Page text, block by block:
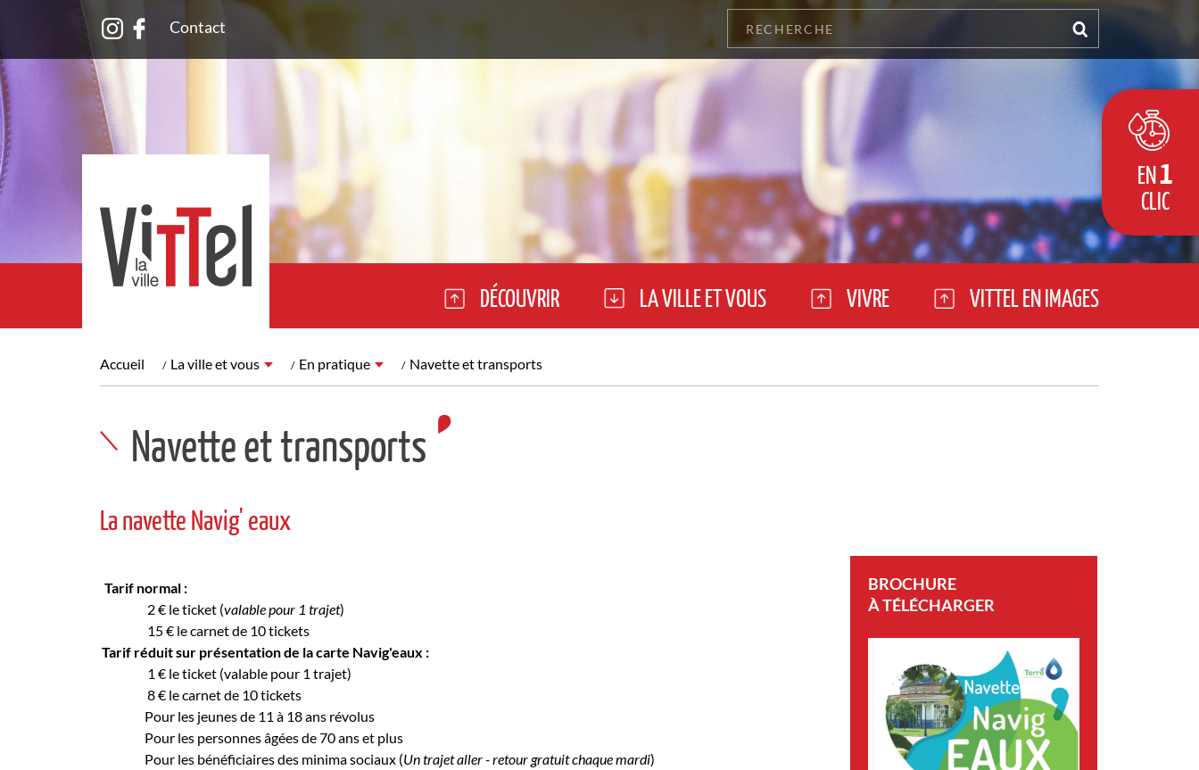
DÉCOUVRIR LA VILLE ET VOUS VIVRE VITTEL EN IMAGES
Contact
EN1
CLIC
Accueil La ville et vous En pratique Navette et transports
Navette et transports
La navette Navig' eaux
Tarif normal :
2 € le ticket (valable pour 1 trajet)
15 € le carnet de 10 tickets
Tarif réduitsur présentation de la carte Navig'eaux :
1 € le ticket (valable pour 1 trajet)
8 € le carnet de 10 tickets
Pour les jeunes de 11 à 18 ans révolus
Pour les personnes âgées de 70 ans et plus
Pour les bénéficiaires des minima sociaux (Un trajet aller - retour gratuit chaque mardi)
BROCHURE
À TÉLÉCHARGER